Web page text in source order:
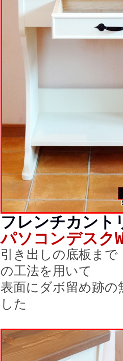
フレンチカント
パソコンデス
引き出しの底板ま
の工法を用いて
表面にダボ留め跡
した